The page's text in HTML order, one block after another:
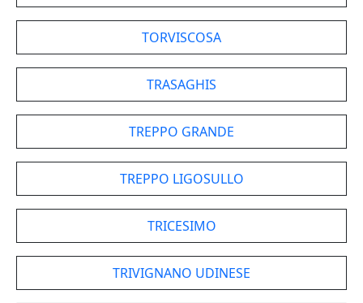
TORVISCOSA
TRASAGHIS
TREPPO GRANDE
TREPPO LIGOSULLO
TRICESIMO
TRIVIGNANO UDINESE